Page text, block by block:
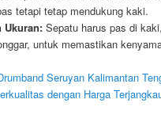
tetapi tetap mendukung kaki.
Ukuran:Sepatu harus pas di
untuk memastikan
Seruyan Kalimantan
dengan Harga